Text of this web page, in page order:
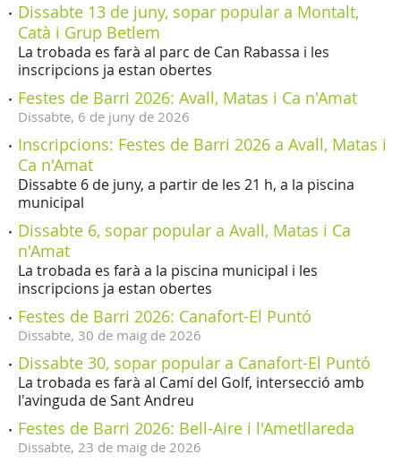
Dissabte 13 de juny, sopar popular a Montalt,
Catà i Grup Betlem
La trobada es farà al parc de Can Rabassa i les
inscripcions ja estan obertes
Festes de Barri 2026: Avall, Matas i Ca n'Amat
Dissabte, 6 de juny de 2026
Inscripcions: Festes de Barri 2026 a Avall, Matas i
Ca n'Amat
Dissabte 6 de juny, a partir de les 21 h, a la piscina
municipal
Dissabte 6, sopar popular a Avall, Matas i Ca
n'Amat
La trobada es farà a la piscina municipal i les
inscripcions ja estan obertes
Festes de Barri 2026: Canafort-El Puntó
Dissabte, 30 de maig de 2026
Dissabte 30, sopar popular a Canafort-El Puntó
La trobada es farà al Camí del Golf, intersecció amb
l'avinguda de Sant Andreu
Festes de Barri 2026: Bell-Aire i l'Ametllareda
Dissabte, 23 de maig de 2026